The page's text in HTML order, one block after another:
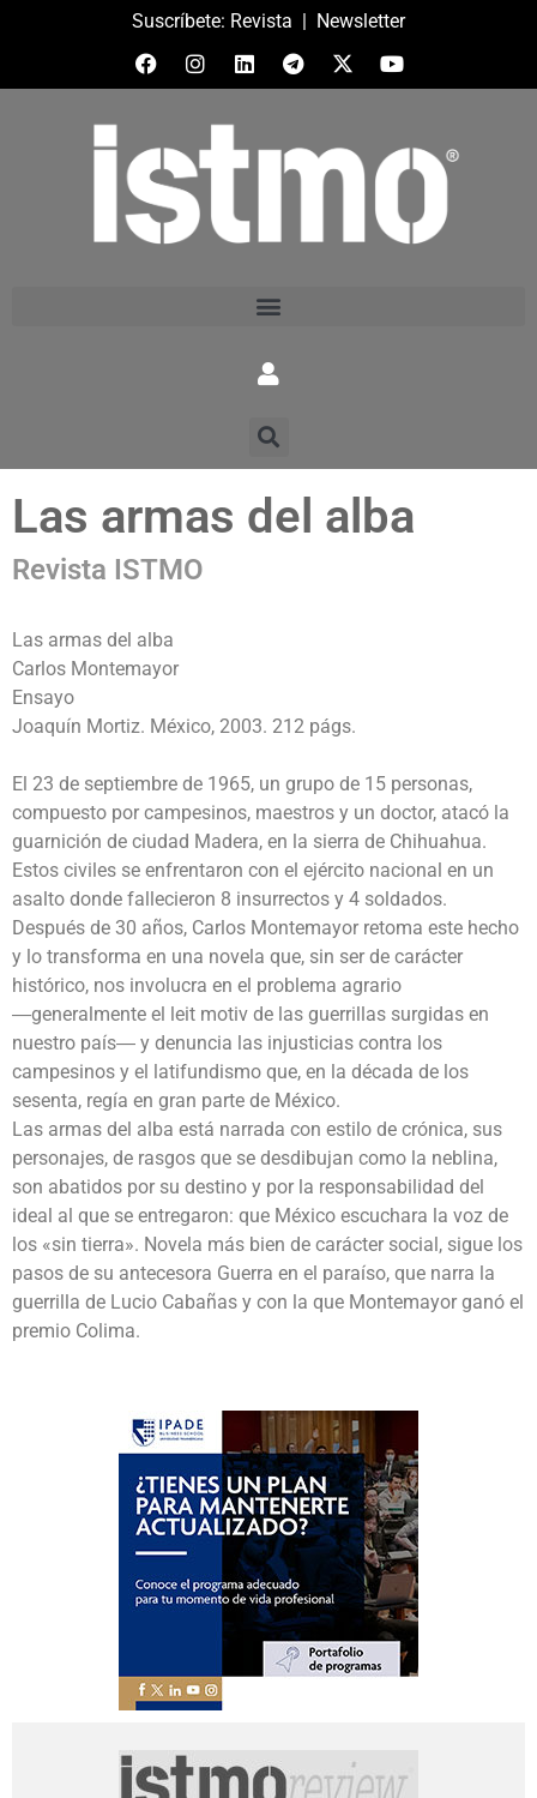
Suscríbete: Revista | Newsletter
Las armas del alba
Revista ISTMO
Las armas del alba
Carlos Montemayor
Ensayo
Joaquín Mortiz. México, 2003. 212 págs.
El 23 de septiembre de 1965, un grupo de 15 personas,
compuesto por campesinos, maestros y un doctor, atacó la
guarnición de ciudad Madera, en la sierra de Chihuahua.
Estos civiles se enfrentaron con el ejército nacional en un
asalto donde fallecieron 8 insurrectos y 4 soldados.
Después de 30 años, Carlos Montemayor retoma este hecho
y lo transforma en una novela que, sin ser de carácter
histórico, nos involucra en el problema agrario
―generalmente el leit motiv de las guerrillas surgidas en
nuestro país― y denuncia las injusticias contra los
campesinos y el latifundismo que, en la década de los
sesenta, regía en gran parte de México.
Las armas del alba está narrada con estilo de crónica, sus
personajes, de rasgos que se desdibujan como la neblina,
son abatidos por su destino y por la responsabilidad del
ideal al que se entregaron: que México escuchara la voz de
los «sin tierra». Novela más bien de carácter social, sigue los
pasos de su antecesora Guerra en el paraíso, que narra la
guerrilla de Lucio Cabañas y con la que Montemayor ganó el
premio Colima.